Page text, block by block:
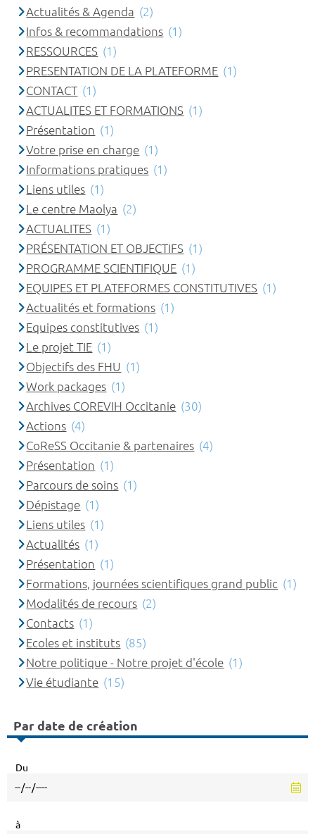
Actualités & Agenda (2)
Infos & recommandations (1)
RESSOURCES (1)
PRESENTATION DE LA PLATEFORME (1)
CONTACT (1)
ACTUALITES ET FORMATIONS (1)
Présentation (1)
Votre prise en charge (1)
Informations pratiques (1)
Liens utiles (1)
Le centre Maolya (2)
ACTUALITES (1)
PRÉSENTATION ET OBJECTIFS (1)
PROGRAMME SCIENTIFIQUE (1)
EQUIPES ET PLATEFORMES CONSTITUTIVES (1)
Actualités et formations (1)
Equipes constitutives (1)
Le projet TIE (1)
Objectifs des FHU (1)
Work packages (1)
Archives COREVIH Occitanie (30)
Actions (4)
CoReSS Occitanie & partenaires (4)
Présentation (1)
Parcours de soins (1)
Dépistage (1)
Liens utiles (1)
Actualités (1)
Présentation (1)
Formations, journées scientifiques grand public (1)
Modalités de recours (2)
Contacts (1)
Ecoles et instituts (85)
Notre politique - Notre projet d'école (1)
Vie étudiante (15)
Par date de création
Du
à